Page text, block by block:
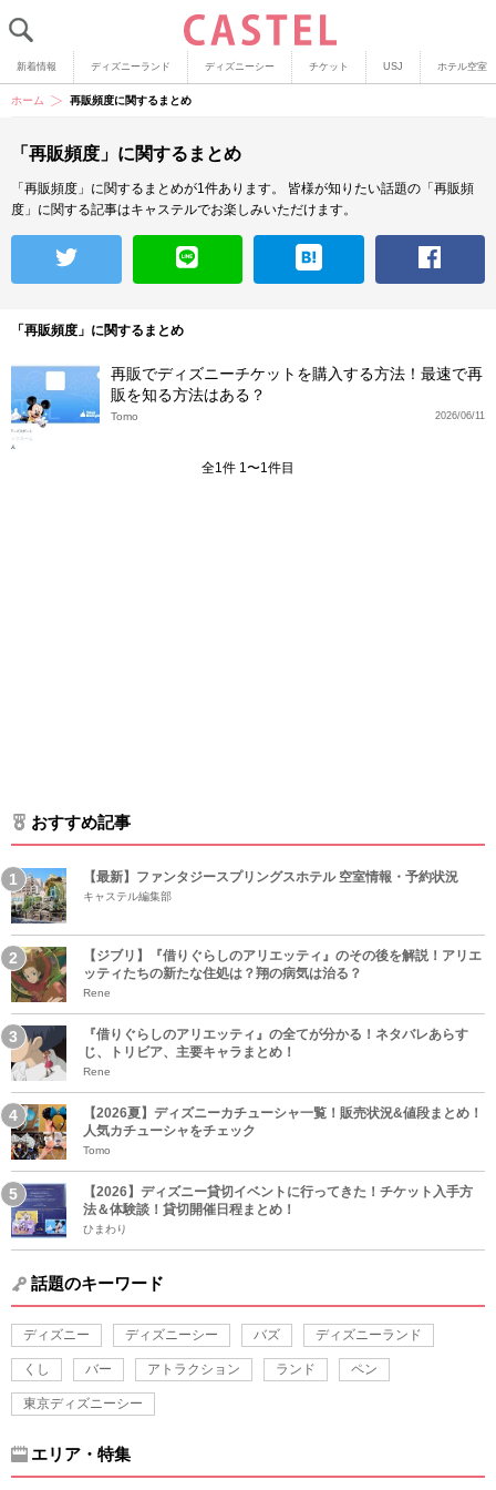
新着情報 ディズニーランド ディズニーシー チケット USJ ホテル空室
ホーム 再販頻度に関するまとめ
「再販頻度」に関するまとめ
「再販頻度」に関するまとめが1件あります。
皆様が知りたい話題の「再販頻
度」に関する記事はキャステルでお楽しみいただけます。
「再販頻度」に関するまとめ
再販でディズニーチケットを購入する方法！最速で再
販を知る方法はある？
2026/06/11
Tomo
全1件 1〜1件目
おすすめ記事
【最新】ファンタジースプリングスホテル 空室情報・予約状況
キャステル編集部
【ジブリ】『借りぐらしのアリエッティ』のその後を解説！アリエ
ッティたちの新たな住処は？翔の病気は治る？
Rene
『借りぐらしのアリエッティ』の全てが分かる！ネタバレあらす
じ、トリビア、主要キャラまとめ！
Rene
【2026夏】ディズニーカチューシャ一覧！販売状況&値段まとめ！
人気カチューシャをチェック
Tomo
【2026】ディズニー貸切イベントに行ってきた！チケット入手方
法＆体験談！貸切開催日程まとめ！
ひまわり
話題のキーワード
ディズニー ディズニーシー バズ ディズニーランド
くし バー アトラクション ランド ペン
東京ディズニーシー
エリア・特集